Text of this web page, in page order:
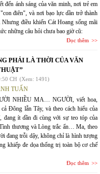
đến ánh sáng của văn minh, nơi trẻ em
điên", và nơi bạo lực dần trở thành
điều khiến Cát Hoang sống mãi
những câu hỏi chưa bao giờ cũ:
Đọc thêm
PHẢI LÀ THỜI CỦA VĂN
CH (Xem: 1491)
TUẤN
NHIỀU MA… NGƯỜI, viết hoa,
Đông lẫn Tây, và theo cách hiểu của
đang ít dần đi cùng với sự teo tóp của
thương và Lòng trắc ẩn… Ma, theo
đang trỗi dậy, không chỉ là hình tượng
khiếp đe dọa thống trị toàn bộ cơ chế
Đọc thêm